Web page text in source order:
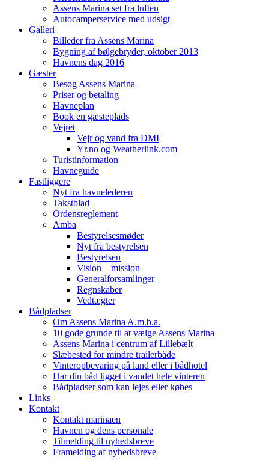
Assens Marina set fra luften
Autocamperservice med udsigt
Galleri
Billeder fra Assens Marina
Bygning af bølgebryder, oktober 2013
Havnens dag 2016
Gæster
Besøg Assens Marina
Priser og betaling
Havneplan
Book en gæsteplads
Vejret
Vejr og vand fra DMI
Yr.no og Weatherlink.com
Turistinformation
Havneguide
Fastliggere
Nyt fra havnelederen
Takstblad
Ordensreglement
Amba
Bestyrelsesmøder
Nyt fra bestyrelsen
Bestyrelsen
Vision – mission
Generalforsamlinger
Regnskaber
Vedtægter
Bådpladser
Om Assens Marina A.m.b.a.
10 gode grunde til at vælge Assens Marina
Assens Marina i centrum af Lillebælt
Slæbested for mindre trailerbåde
Vinteropbevaring på land eller i bådhotel
Har din båd ligget i vandet hele vinteren
Bådpladser som kan lejes eller købes
Links
Kontakt
Kontakt marinaen
Havnen og dens personale
Tilmelding til nyhedsbreve
Framelding af nyhedsbreve